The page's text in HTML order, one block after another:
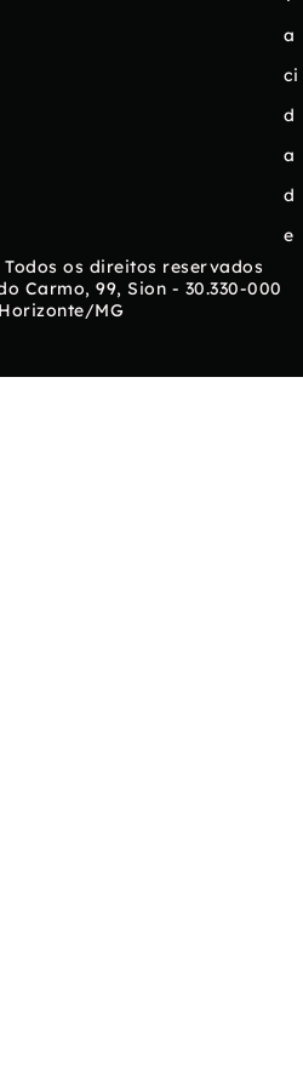
a
ci
d
a
d
e
Todos os direitos reservados
Carmo, 99, Sion - 30.330-000
MG